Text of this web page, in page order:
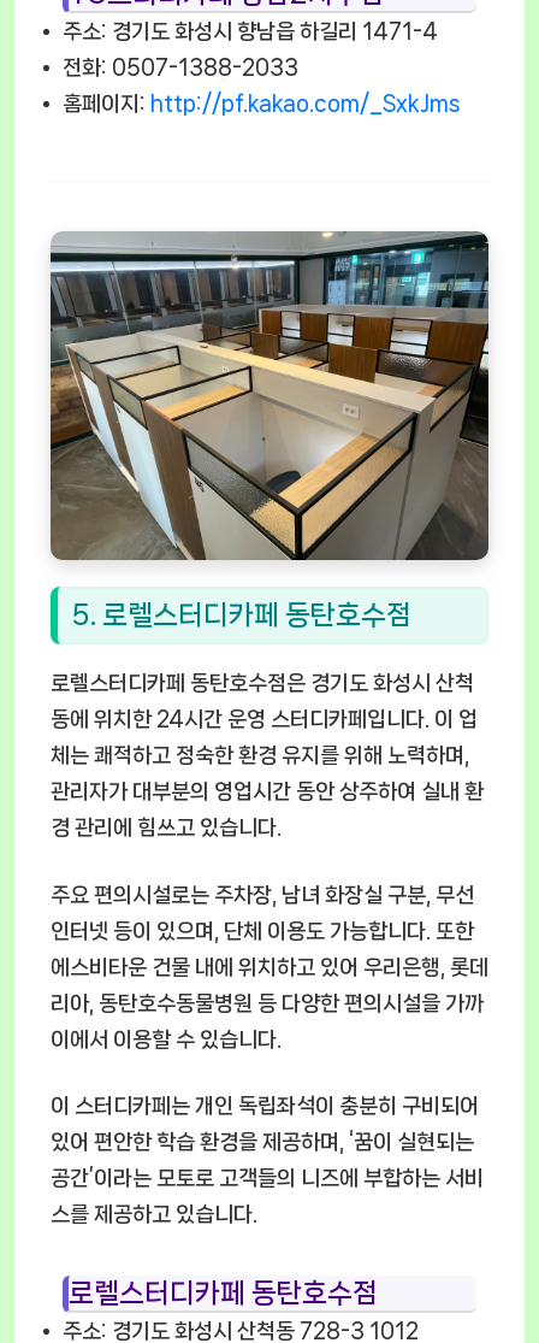
주소: 경기도 화성시 향남읍 하길리 1471-4
전화: 0507-1388-2033
홈페이지: http://pf.kakao.com/_SxkJms
5. 로렐스터디카페 동탄호수점
로렐스터디카페 동탄호수점은 경기도 화성시 산척
동에 위치한 24시간 운영 스터디카페입니다. 이 업
체는 쾌적하고 정숙한 환경 유지를 위해 노력하며,
관리자가 대부분의 영업시간 동안 상주하여 실내 환
경 관리에 힘쓰고 있습니다.
주요 편의시설로는 주차장, 남녀 화장실 구분, 무선
인터넷 등이 있으며, 단체 이용도 가능합니다. 또한
에스비타운 건물 내에 위치하고 있어 우리은행, 롯데
리아, 동탄호수동물병원 등 다양한 편의시설을 가까
이에서 이용할 수 있습니다.
이 스터디카페는 개인 독립좌석이 충분히 구비되어
있어 편안한 학습 환경을 제공하며, ‘꿈이 실현되는
공간’이라는 모토로 고객들의 니즈에 부합하는 서비
스를 제공하고 있습니다.
로렐스터디카페 동탄호수점
주소: 경기도 화성시 산척동 728-3 1012